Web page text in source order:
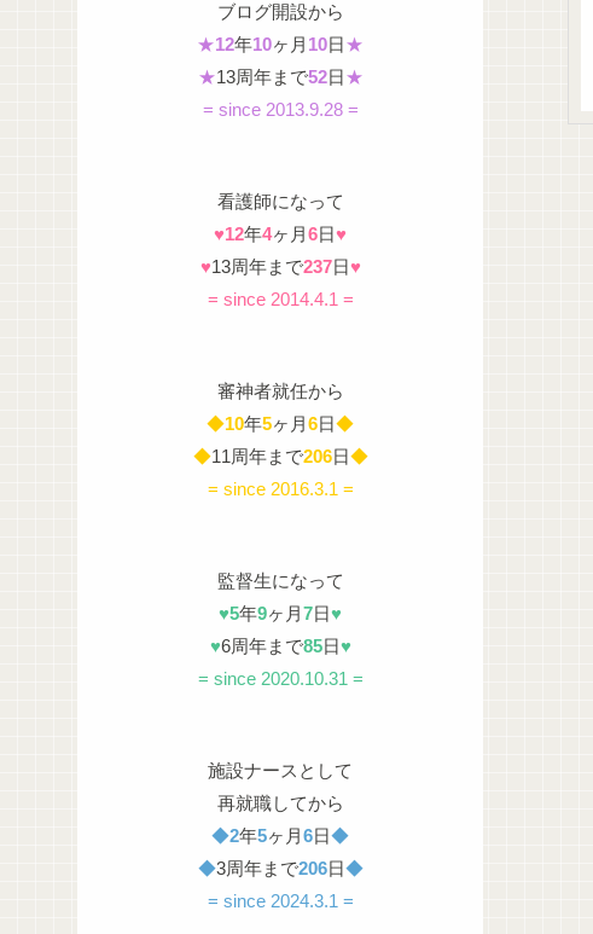
ブログ開設から
★12年10ヶ月 10日★
★13周年まで52日★
= since 2013.9.28 =
看護師になって
♥12年4ヶ月6日♥
♥13周年まで237日♥
= since 2014.4.1 =
審神者就任から
◆10年5ヶ月6日◆
◆11周年まで206日◆
= since 2016.3.1 =
監督生になって
♥5年9ヶ月7日♥
♥6周年まで85日♥
= since 2020.10.31 =
施設ナースとして
再就職してから
◆2年5ヶ月6日◆
◆3周年まで206日◆
= since 2024.3.1 =